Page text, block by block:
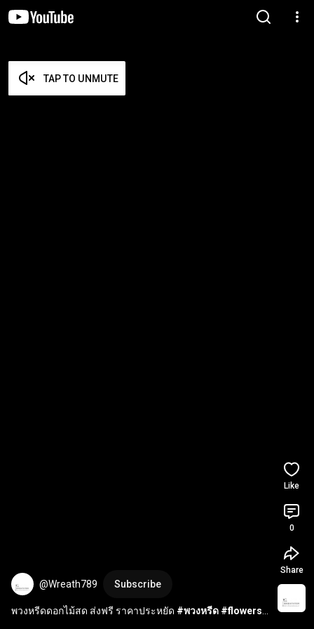
TAP TO UNMUTE
@Wreath789 Subscribe
พวงหรีดดอกไม้สด ส่งฟรี ราคาประหยัด #พวงหรีด #flowers
Like
0
Share